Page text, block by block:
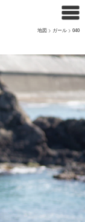
地図 > ガール >040